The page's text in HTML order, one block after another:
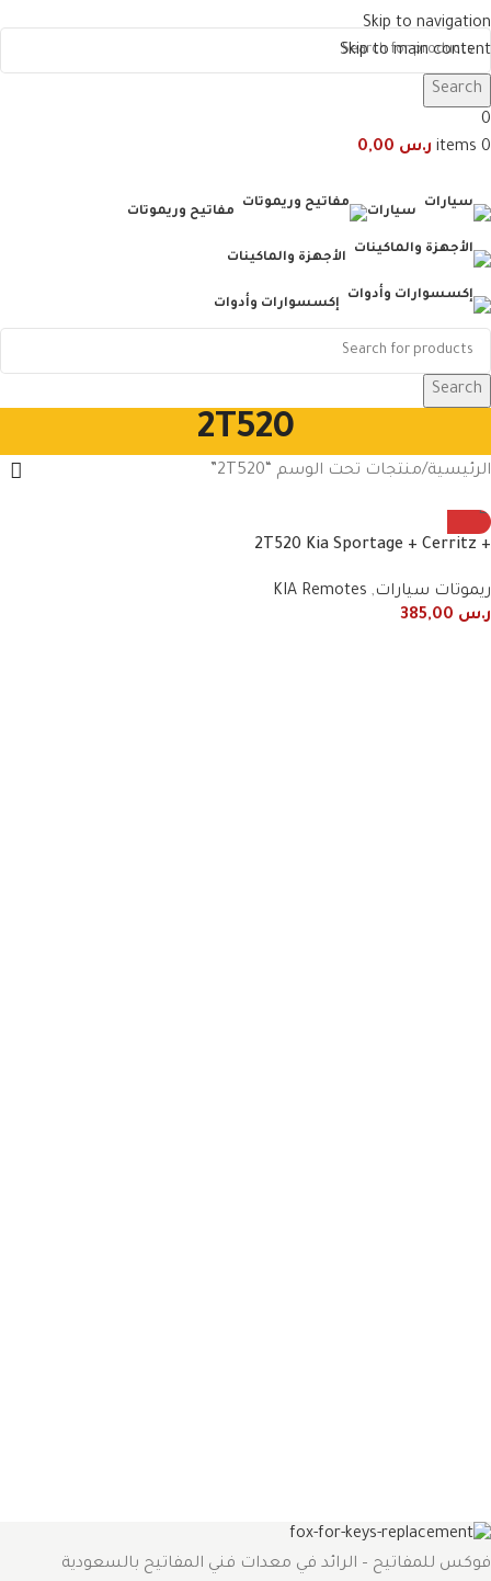
Skip to navigation
Skip to main content
Search
0
0
items ر.س
سيارات مفاتيح وريموتات
الأجهزة والماكينات
إكسسوارات وأدوات
Search
2T520
الرئيسية منتجات تحت الوسم “2T520”
2T520 Kia Sportage + Cerritz +
Remote
ريموتات سيارات,
KIA Remotes
ر.س
فوكس للمفاتيح – الرائد في معدات فني المفاتيح بالسعودية